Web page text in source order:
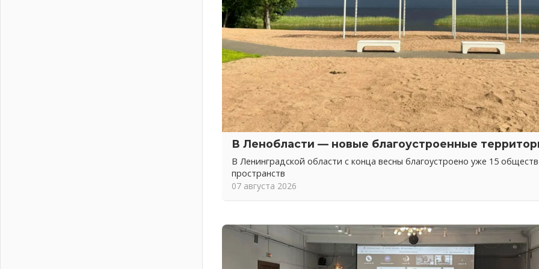
В Ленобласти — новые благоустроенные
В Ленинградской области с конца весны благоустроено уже 15
пространств
07 августа 2026